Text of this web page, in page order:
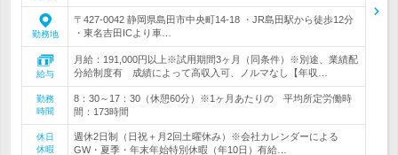
勤務地
〒427-0042 静岡県島田市中央町14-18 ・JR島田駅から徒歩12分
・東名吉田ICより車…
給与
月給：191,000円以上※試用期間3ヶ月（同条件）※別途、業績配
分給制度有 成績によって高収入可、ノルマなし【年収…
勤務
時間
8：30～17：30（休憩60分）※1ヶ月あたりの 平均所定労働時
間：173時間
休日
休暇
週休2日制（日祝＋月2回土曜休み）※会社カレンダーによる
GW・夏季・年末年始特別休暇（年10日）有給…